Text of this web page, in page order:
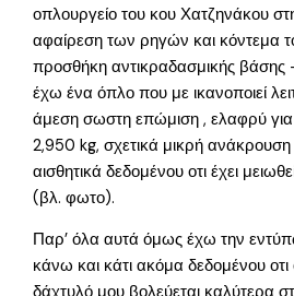
οπλουργείο του κου Χατζηνάκου
αφαίρεση των ρηγών και κόντεμα
προσθήκη αντικραδασμικής
έχω ένα όπλο που με ικανοποιεί
άμεση σωστη επώμιση , ελαφρύ
2,950 kg, σχετικά μικρή
αισθητικά δεδομένου οτι έχει
(βλ. φωτο).
Παρ’ όλα αυτά όμως έχω την
κάνω και κάτι ακόμα δεδομένου